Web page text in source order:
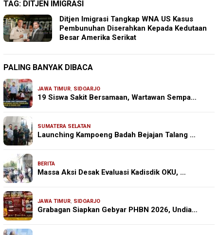
TAG: DITJEN IMIGRASI
Ditjen Imigrasi Tangkap WNA US Kasus
Pembunuhan Diserahkan Kepada Kedutaan
Besar Amerika Serikat
PALING BANYAK DIBACA
JAWA TIMUR, SIDOARJO
19 Siswa Sakit Bersamaan, Wartawan Sempa…
SUMATERA SELATAN
Launching Kampoeng Badah Bejajan Talang …
BERITA
Massa Aksi Desak Evaluasi Kadisdik OKU, …
JAWA TIMUR, SIDOARJO
Grabagan Siapkan Gebyar PHBN 2026, Undia…